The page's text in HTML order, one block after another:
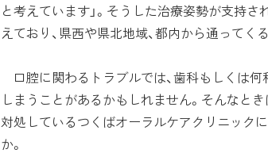
と考えています」。そうした治療姿勢が支持さ
えており、県西や県北地域、都内から通ってく
口腔に関わるトラブルでは、歯科もしくは
しまうことがあるかもしれません。そんなと
対処しているつくばオーラルケアクリニック
か。